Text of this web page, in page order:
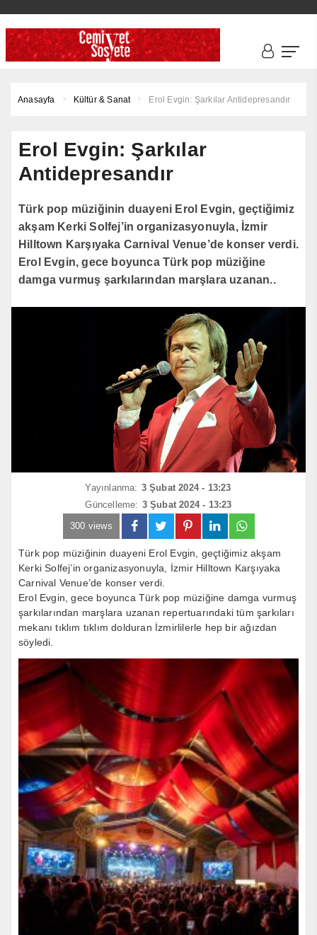
Anasayfa Kültür & Sanat Erol Evgin: Şarkılar Antidepresandır
Erol Evgin: Şarkılar
Antidepresandır
Türk pop müziğinin duayeni Erol Evgin, geçtiğimiz
akşam Kerki Solfej’in organizasyonuyla, İzmir
Hilltown Karşıyaka Carnival Venue’de konser verdi.
Erol Evgin, gece boyunca Türk pop müziğine
damga vurmuş şarkılarından marşlara uzanan..
Yayınlanma: 3 Şubat 2024 - 13:23
Güncelleme: 3 Şubat 2024 - 13:23
300 views
Türk pop müziğinin duayeni Erol Evgin, geçtiğimiz akşam
Kerki Solfej’in organizasyonuyla, İzmir Hilltown Karşıyaka
Carnival Venue’de konser verdi.
Erol Evgin, gece boyunca Türk pop müziğine damga vurmuş
şarkılarından marşlara uzanan repertuarındaki tüm şarkıları
mekanı tıklım tıklım dolduran İzmirlilerle hep bir ağızdan
söyledi.